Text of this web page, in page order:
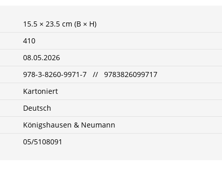
15.5 × 23.5 cm (B × H)
410
08.05.2026
978-3-8260-9971-7 // 9783826099717
Kartoniert
Deutsch
Königshausen & Neumann
05/5108091